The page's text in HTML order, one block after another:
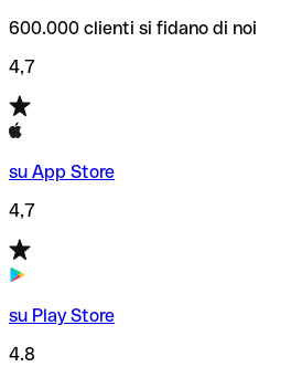
600.000 clienti si fidano di noi
4,7
su App Store
4,7
su Play Store
4.8